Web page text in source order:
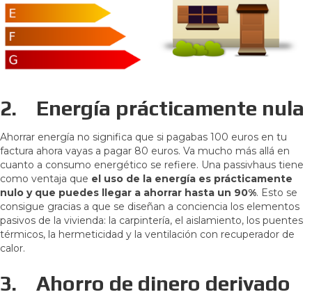
2. Energía prácticamente nula
Ahorrar energía no significa que si pagabas 100 euros en tu
factura ahora vayas a pagar 80 euros. Va mucho más allá en
cuanto a consumo energético se refiere. Una passivhaus tiene
como ventaja que el uso de la energía es prácticamente
nulo y que puedes llegar a ahorrar hasta un 90%. Esto se
consigue gracias a que se diseñan a conciencia los elementos
pasivos de la vivienda: la carpintería, el aislamiento, los puentes
térmicos, la hermeticidad y la ventilación con recuperador de
calor.
3. Ahorro de dinero derivado